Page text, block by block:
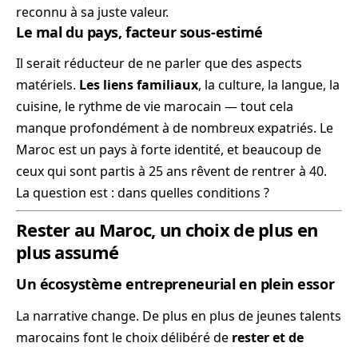
reconnu à sa juste valeur.
Le mal du pays, facteur sous-estimé
Il serait réducteur de ne parler que des aspects
matériels. Les liens familiaux, la culture, la langue, la
cuisine, le rythme de vie marocain — tout cela
manque profondément à de nombreux expatriés. Le
Maroc est un pays à forte identité, et beaucoup de
ceux qui sont partis à 25 ans rêvent de rentrer à 40.
La question est : dans quelles conditions ?
Rester au Maroc, un choix de plus en
plus assumé
Un écosystème entrepreneurial en plein essor
La narrative change. De plus en plus de jeunes talents
marocains font le choix délibéré de rester et de